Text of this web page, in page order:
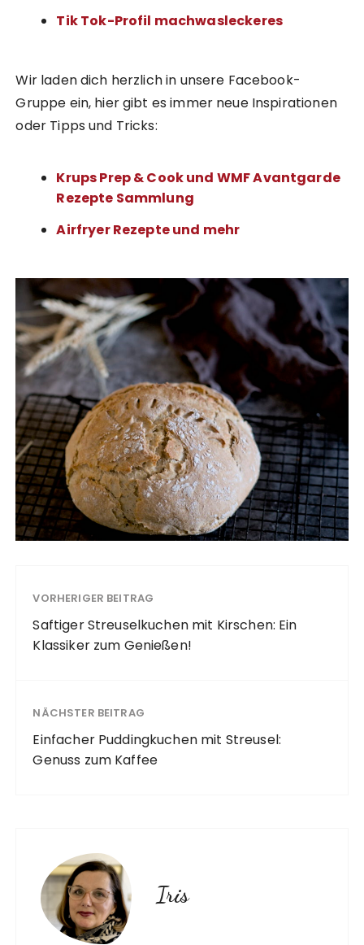
Tik Tok-Profil machwasleckeres
Wir laden dich herzlich in unsere Facebook-
Gruppe ein, hier gibt es immer neue Inspirationen
oder Tipps und Tricks:
Krups Prep & Cook und WMF Avantgarde
Rezepte Sammlung
Airfryer Rezepte und mehr
VORHERIGER BEITRAG
Saftiger Streuselkuchen mit Kirschen: Ein
Klassiker zum Genießen!
NÄCHSTER BEITRAG
Einfacher Puddingkuchen mit Streusel:
Genuss zum Kaffee
Iris